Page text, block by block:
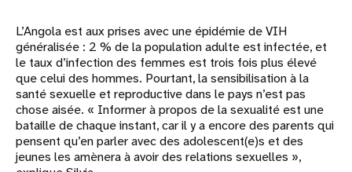
L’Angola est aux prises avec une épidémie de VIH
généralisée : 2 % de la population adulte est infectée, et
le taux d’infection des femmes est trois fois plus élevé
que celui des hommes. Pourtant, la sensibilisation à la
santé sexuelle et reproductive dans le pays n’est pas
chose aisée. « Informer à propos de la sexualité est une
bataille de chaque instant, car il y a encore des parents qui
pensent qu’en parler avec des adolescent(e)s et des
jeunes les amènera à avoir des relations sexuelles »,